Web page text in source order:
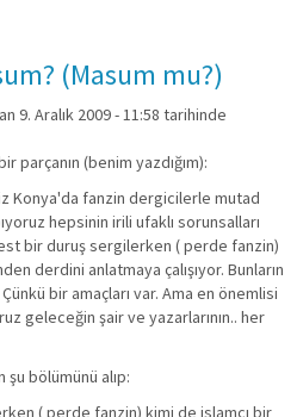
(Masum mu?)
9. Aralık 2009 - 11:58 tarihinde
parçanın (benim yazdığım):
Konya'da fanzin dergicilerle mutad
hepsinin irili ufaklı sorunsalları
bir duruş sergilerken ( perde fanzin)
derdini anlatmaya çalışıyor. Bunların
bir amaçları var. Ama en önemlisi
geleceğin şair ve yazarlarının.. her
bölümünü alıp:
( perde fanzin) kimi de islamcı bir